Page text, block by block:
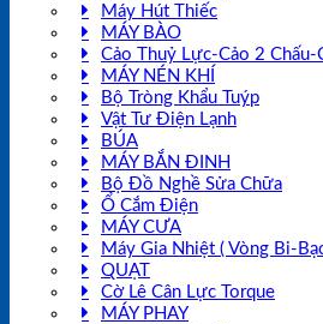
Máy Hút Thiếc
MÁY BÀO
Cảo Thuỷ Lực-Cảo 2 Chấu-
MÁY NÉN KHÍ
Bộ Tròng Khẩu Tuýp
Vật Tư Điện Lạnh
BÚA
MÁY BẮN ĐINH
Bộ Đồ Nghề Sửa Chữa
Ổ Cắm Điện
MÁY CƯA
Máy Gia Nhiệt ( Vòng Bi-
QUẠT
Cờ Lê Cân Lực Torque
MÁY PHAY